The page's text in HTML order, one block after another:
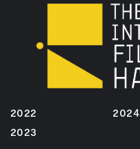
2022
2023
2024